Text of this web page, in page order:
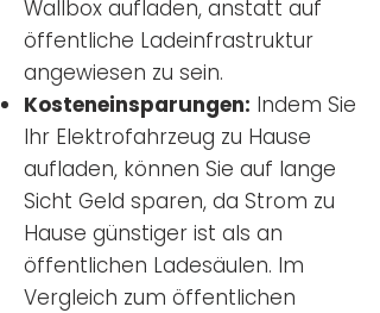
Wallbox aufladen, anstatt auf
öffentliche Ladeinfrastruktur
angewiesen zu sein.
Kosteneinsparungen: Indem Sie
Ihr Elektrofahrzeug zu Hause
aufladen, können Sie auf lange
Sicht Geld sparen, da Strom zu
Hause günstiger ist als an
öffentlichen Ladesäulen. Im
Vergleich zum öffentlichen